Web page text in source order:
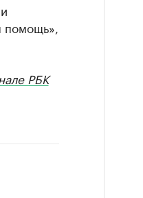
РБК